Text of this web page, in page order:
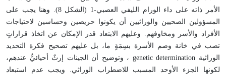
الأمر ذاته على داء الورام الليفي العصبي-1 (الشكل 8). وهنا يجب على
المسؤولين الصحيين والوراثيين أن يكونوا حريصين وحساسين لاحتياجات
الأفراد والأسر ومخاوفهم. وعليهم الابتعاد قدر الإمكان عن اتخاذ قراراتٍ
تصب في خانة وصم الأسرة بسِمَةٍ ما، بل عليهم تصحيح فكرة التحديد
الوراثية genetic determination ، وتوضيح أن الجينات إرثٌ أحيائيٌّ عندهم،
لكونها الجزء الأوحد المسبب للاضطراب الوراثي. ويجب عدم استبعاد